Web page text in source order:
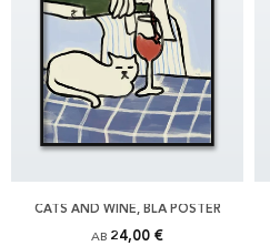
CATS AND WINE, BLÅ POSTER
AB 24,00 €